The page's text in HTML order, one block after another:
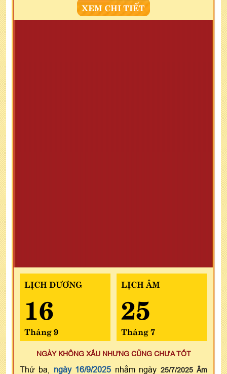
XEM CHI TIẾT
LỊCH DƯƠNG
16
Tháng 9
LỊCH ÂM
25
Tháng 7
NGÀY KHÔNG XẤU NHƯNG CŨNG CHƯA TỐT
Thứ ba, ngày 16/9/2025 nhằm ngày 25/7/2025 Âm